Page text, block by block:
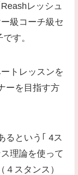
レッシュ
級コーチ級セ
す。
トレッスンを
ーを目指す方
るという｢ 4ス
理論を使って
スタンス）